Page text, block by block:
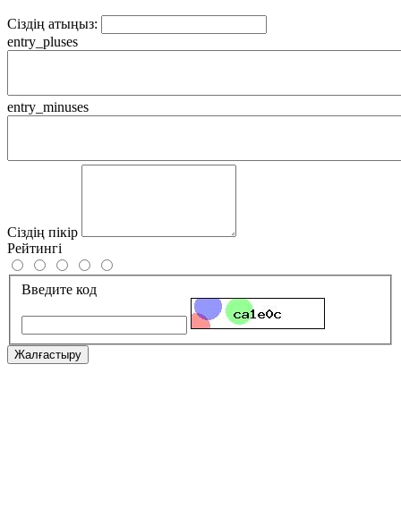
Сіздің атыңыз:
entry_pluses
entry_minuses
Сіздің пікір
Рейтингі
Введите код
Жалғастыру